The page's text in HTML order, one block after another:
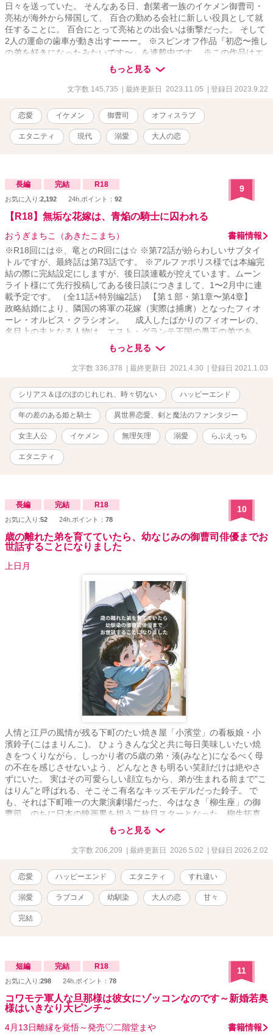
日々を送っていた。 そんなある日、創業者一族のイケメン御曹司・
亮祐が海外から帰国して、 百合の勤める会社に新しい役員として就
任することに。 百合にとって亮祐との出会いは衝撃だった。 そして
2人の運命の歯車が動き出すーーー。 ※スピンオフ作品『初恋〜推し
の弟を好きになったみたいです〜』を連載中です。 ※この作品はエ
ブリスタ様、ムーンライトノベルズ様にも掲載しています。
もっと見る
文字数 145,735 | 最終更新日 2023.11.05 | 登録日 2023.9.22
恋愛 イケメン 御曹司 オフィスラブ
エタニティ 現代 溺愛 大人の恋
長編 完結 R18
お気に入り:2,192 24h.ポイント： 92
9
【R18】無垢な花嫁は、青焔の騎士に囚われる
おうぎまちこ（あきたこまち）
書籍情報
※R18回には※、竜とのR回には☆ ※第72話が紛らわしいサブタイ
トルですが、最終話は第73話です。 ※アルファポリス様では本編完
結の際に完結設定にしますが、後日談連載が控えています。ムーン
ライト様にて先行投稿してある後日談につきまして、1〜2月中に連
載予定です。 （全11話+特別編2話） 【第１部・第1章〜第4章】
政略結婚により、隣国の将軍の花嫁（実際は捕虜）となったフィオ
ーレ・オルビス・クラシオン。 成人したばかりのフィオーレの、
名目上の夫となる人物は、エスト・グランテ王国の愚王の弟であ
り、数多の騎士を率いる将軍デュランダル・エスト・グランテ。
彼は大陸最強と呼ばれる剣の腕前の持ち主で、自分以上に強い男が
おらず何に対しても醒めていた。さらに、天上天下唯我独尊とばか
だった。 神に認められた夫婦になるために、皆の前で交わらなけ
ればならないという、最悪な婚礼の儀式から始まった二人だった
が、徐々に愛を育んでいく。 これは――政略結婚で得た純真無垢
な幼な妻フィオーレに、何事にも本気になれなかったデュランダル
が本気の恋に落ちてしまい、二人が相思相愛になるまでの物語。
【第2部・第5章〜第8章】 王太后に言いなりの愚王に対するエス
ト・グランテ王国国民らの不満は高まり、竜の血を継ぐ「真の王」
中、波乱に巻き込まれる夫婦二人が、運命に抗いながら、互いの心
の傷を乗り越えて幸せを掴むまでの物語。 国王である兄ジョワユ
ンダルが、葛藤の末に選んだ道とは――。 ※ムーンライト様に2020
年7月～10月に毎日投稿していた完結作になります「無垢な花嫁は、
青焔の騎士に囚われる」。 ※対となる話は、「追放されし奴隷の聖
的に面白いです。 ※ひたすら旦那が嫁のことを好きすぎるので、苦
手な人はご注意を ※ざまあはちょっと ※章ごと、各前中後編ごとに
読んでも、性描写等は楽しめます（衆人環視、公開えっち、人に見
られちゃう？、野外、素股、クンニ、フェラ等） ※たまにラブコメ
ディーちっく、後日談はギャグっぽい
もっと見る
文字数 336,378 | 最終更新日 2021.4.30 | 登録日 2021.1.03
シリアス＆ほのぼのじれじれ、時々切ない ハッピーエンド
年の差のある姫と騎士 異世界恋愛、剣と魔法のファンタジー
女主人公 イケメン 無理矢理 溺愛 らぶえっち
エタニティ
長編 完結 R18
お気に入り:52 24h.ポイント： 78
10
歳の離れた弟を育てていたら、幼なじみの御曹司俳優までお
世話することになりました
上日月
人情と江戸の風情が残る下町のたい焼き屋「小濱堂」の看板娘・小
濱鈴子(こはまりんこ)。 ひょうきんな父と共に毎日美味しいたい焼
きをつくりながら、しっかり者の5歳の弟・湊(みなと)になるべく母
の不在を感じさせないよう、どんなときも明るい笑顔だけは絶やさ
ずにいた。 実はその可愛らしい顔立ちから、弟が生まれる前まで"こ
はりん"と呼ばれる、そこそこ有名なキッズモデルだった鈴子。 で
も、それは下町唯一の大衆演劇場だった、今はなき「柳生座」の御
曹司。のちに日本の映画界を担う二枚目スターとなった、柳生拓真
(やないたくま)の存在が大きく関係していた。 演技の道に進むこと
を選んだ湊の付き添い人として、一生関わらないと決めていた場所
へもう一度戻ることになった鈴子。 そして、いきなり天才子役の片
後味の悪い別れをした元カレ・拓真だとは聞いてないっ！？ 可愛い
弟の夢を守るため「顔良し！欲なし？元気なし？」な天才俳優のお
世話まで引き受ける羽目になる。 小濱 鈴子(こはま りんこ)30歳 た
い焼き屋の看板娘 × 柳生 拓真(やない たくま)30歳 天才俳優 cupid👼
小濱 湊(こはま みなと)5歳 天才子役 エブリスタ・ベリーズカフェに
も掲載しています。R18には※マークを表示します。 5/2 完結！！皆
もっと見る
文字数 206,209 | 最終更新日 2026.5.02 | 登録日 2026.2.02
恋愛 ハッピーエンド エタニティ すれ違い
溺愛 ラブコメ 幼馴染 大人の恋 甘々
完結
短編 完結 R18
お気に入り:298 24h.ポイント： 78
11
コワモテ軍人な旦那様は彼女にゾッコンなのです～新婚若奥
様はいきなり大ピンチ～
4月13日離縁を覚悟～発売♡二階堂まや 書籍情報